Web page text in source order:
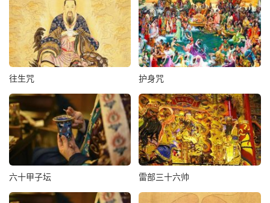
往生咒 护身咒
六十甲子坛 雷部三十六帅